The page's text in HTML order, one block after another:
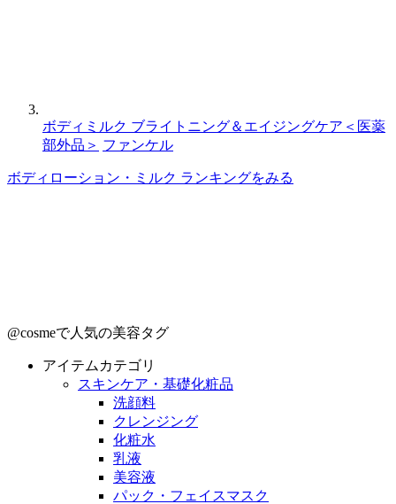
ボディミルク ブライトニング＆エイジングケア＜医薬
部外品＞ ファンケル
ボディローション・ミルク ランキングをみる
@cosmeで人気の美容タグ
アイテムカテゴリ
スキンケア・基礎化粧品
洗顔料
クレンジング
化粧水
乳液
美容液
パック・フェイスマスク